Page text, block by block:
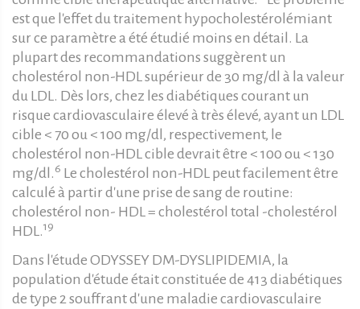
est que l'effet du traitement hypocholestérolémiant
sur ce paramètre a été étudié moins en détail. La
plupart des recommandations suggèrent un
cholestérol non-HDL supérieur de 30 mg/dl à la valeur
du LDL. Dès lors, chez les diabétiques courant un
risque cardiovasculaire élevé à très élevé, ayant un LDL
cible < 70 ou < 100 mg/dl, respectivement, le
cholestérol non-HDL cible devrait être < 100 ou < 130
mg/dl. 6 Le cholestérol non-HDL peut facilement être
calculé à partir d'une prise de sang de routine:
cholestérol non- HDL = cholestérol total -cholestérol
HDL.19
Dans l'étude ODYSSEY DM-DYSLIPIDEMIA, la
population d'étude était constituée de 413 diabétiques
de type 2 souffrant d'une maladie cardiovasculaire